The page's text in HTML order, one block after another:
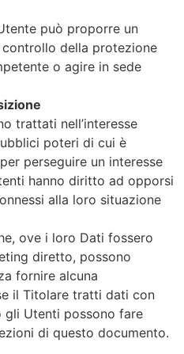
può proporre un
controllo della protezione
o agire in sede
trattati nell’interesse
poteri di cui è
perseguire un interesse
hanno diritto ad opporsi
alla loro situazione
ove i loro Dati fossero
diretto, possono
fornire alcuna
il Titolare tratti dati con
Utenti possono fare
di questo documento.